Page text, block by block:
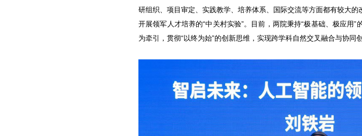
研组织、项目审定、实践教学、培养体系、国际交流等方面都有较大
开展领军人才培养的“中关村实验”。目前，两院秉持“极基础、极应用
为牵引，贯彻“以终为始”的创新思维，实现跨学科自然交叉融合与协同创